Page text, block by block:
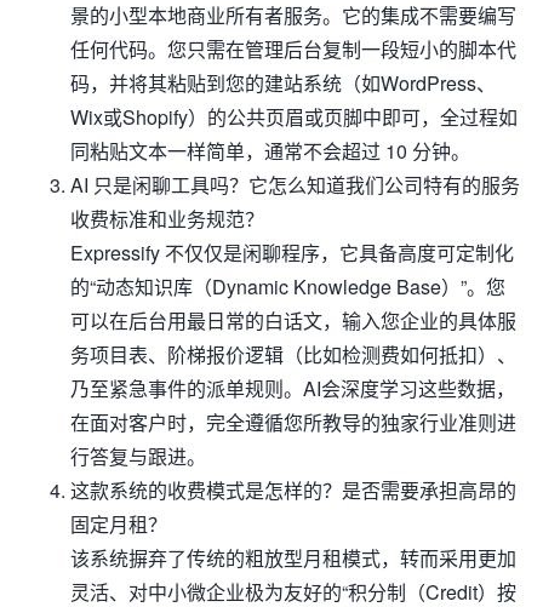
景的小型本地商业所有者服务。它的集成不需要编写
任何代码。您只需在管理后台复制一段短小的脚本代
码，并将其粘贴到您的建站系统（如WordPress、
Wix或Shopify）的公共页眉或页脚中即可，全过程如
同粘贴文本一样简单，通常不会超过 10 分钟。
AI 只是闲聊工具吗？它怎么知道我们公司特有的服务
收费标准和业务规范？
Expressify 不仅仅是闲聊程序，它具备高度可定制化
的“动态知识库（Dynamic Knowledge Base）”。您
可以在后台用最日常的白话文，输入您企业的具体服
务项目表、阶梯报价逻辑（比如检测费如何抵扣）、
乃至紧急事件的派单规则。AI会深度学习这些数据，
在面对客户时，完全遵循您所教导的独家行业准则进
行答复与跟进。
这款系统的收费模式是怎样的？是否需要承担高昂的
固定月租？
该系统摒弃了传统的粗放型月租模式，转而采用更加
灵活、对中小微企业极为友好的“积分制（Credit）按